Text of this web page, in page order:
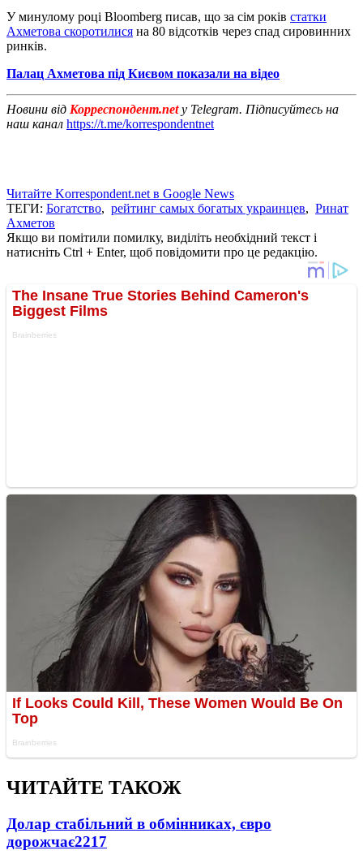
У минулому році Bloomberg писав, що за сім років статки
Ахметова скоротилися на 80 відсотків через спад сировинних
ринків.
Палац Ахметова під Києвом показали на відео
Новини від Корреспондент.net у Telegram. Підписуйтесь на
наш канал https://t.me/korrespondentnet
Читайте Korrespondent.net в Google News
ТЕГИ: Богатство, рейтинг самых богатых украинцев, Ринат
Ахметов
Якщо ви помітили помилку, виділіть необхідний текст і
натисніть Ctrl + Enter, щоб повідомити про це редакцію.
ЧИТАЙТЕ ТАКОЖ
Долар стабільний в обмінниках, євро
дорожчає2217